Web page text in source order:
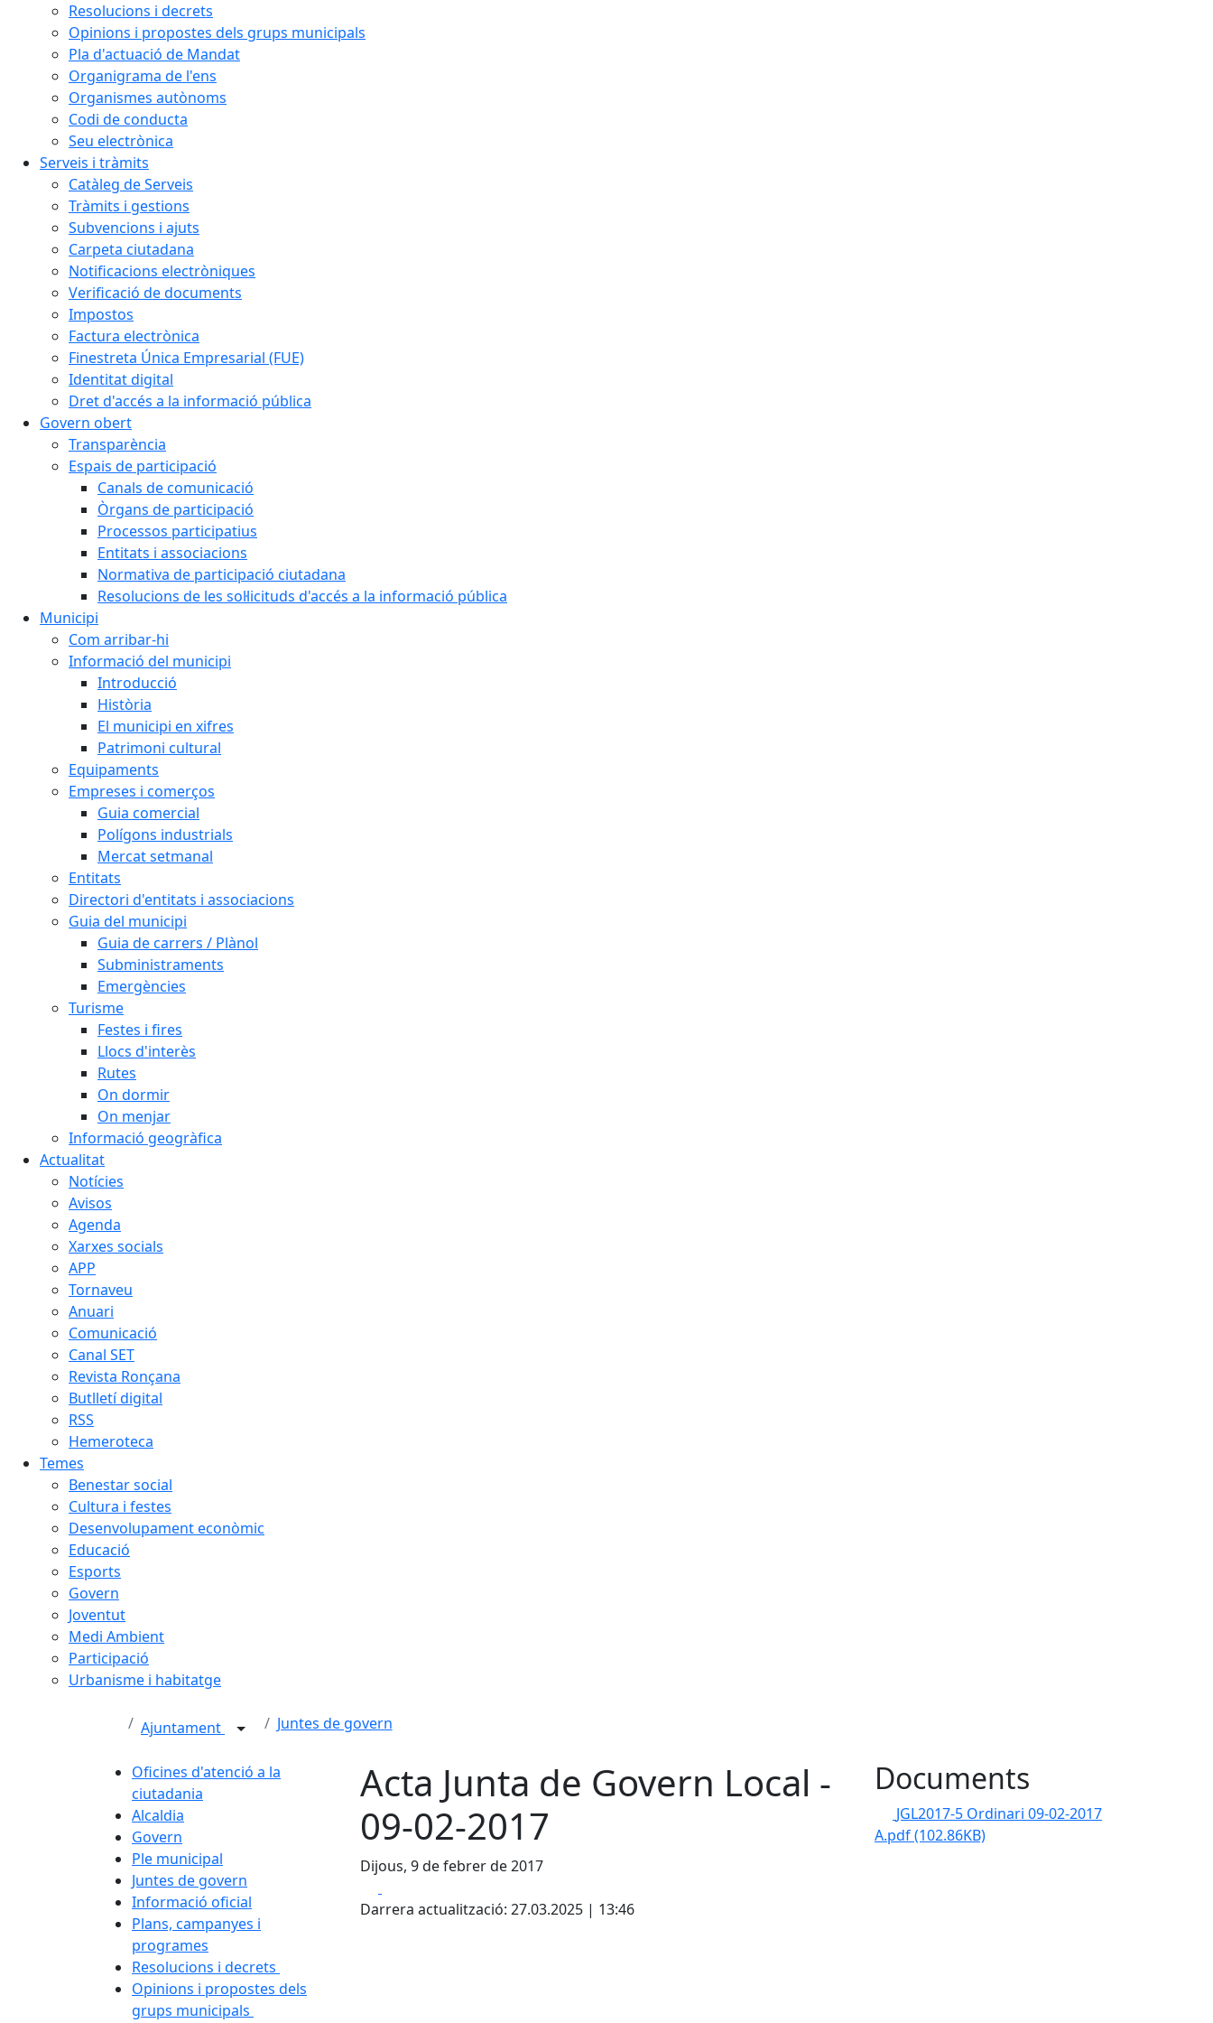
Resolucions i decrets
Opinions i propostes dels grups municipals
Pla d'actuació de Mandat
Organigrama de l'ens
Organismes autònoms
Codi de conducta
Seu electrònica
Serveis i tràmits
Catàleg de Serveis
Tràmits i gestions
Subvencions i ajuts
Carpeta ciutadana
Notificacions electròniques
Verificació de documents
Impostos
Factura electrònica
Finestreta Única Empresarial (FUE)
Identitat digital
Dret d'accés a la informació pública
Govern obert
Transparència
Espais de participació
Canals de comunicació
Òrgans de participació
Processos participatius
Entitats i associacions
Normativa de participació ciutadana
Resolucions de les sol·licituds d'accés a la informació pública
Municipi
Com arribar-hi
Informació del municipi
Introducció
Història
El municipi en xifres
Patrimoni cultural
Equipaments
Empreses i comerços
Guia comercial
Polígons industrials
Mercat setmanal
Entitats
Directori d'entitats i associacions
Guia del municipi
Guia de carrers / Plànol
Subministraments
Emergències
Turisme
Festes i fires
Llocs d'interès
Rutes
On dormir
On menjar
Informació geogràfica
Actualitat
Notícies
Avisos
Agenda
Xarxes socials
APP
Tornaveu
Anuari
Comunicació
Canal SET
Revista Ronçana
Butlletí digital
RSS
Hemeroteca
Temes
Benestar social
Cultura i festes
Desenvolupament econòmic
Educació
Esports
Govern
Joventut
Medi Ambient
Participació
Urbanisme i habitatge
Ajuntament Juntes de govern
Oficines d'atenció a la
ciutadania
Alcaldia
Govern
Ple municipal
Juntes de govern
Informació oficial
Plans, campanyes i
programes
Resolucions i decrets
Opinions i propostes dels
grups municipals
Acta Junta de Govern Local -
09-02-2017
Dijous, 9 de febrer de 2017
Darrera actualització: 27.03.2025 | 13:46
Documents
JGL2017-5 Ordinari 09-02-2017
A.pdf(102.86KB)